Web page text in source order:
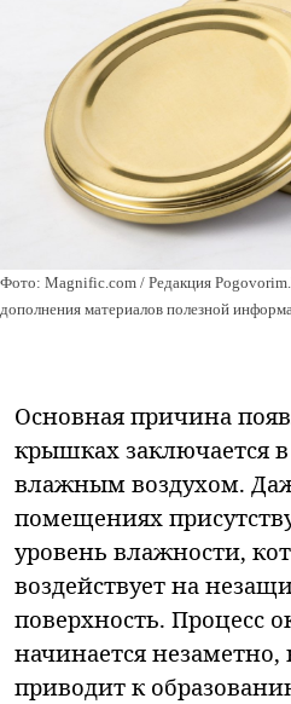
Фото: Magnific.com / Редакция
дополнения материалов полезной
Основная причина
крышках заключается
влажным воздухом.
помещениях
уровень влажности,
воздействует на
поверхность. Процесс
начинается
приводит к